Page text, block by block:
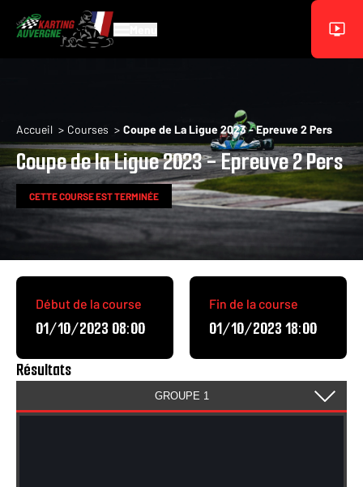
Aller au contenu principal
Fil d'Ariane
Accueil Courses Coupe de La Ligue 2023 - Epreuve 2 Pers
Coupe de la Ligue 2023 - Epreuve 2 Pers
CETTE COURSE EST TERMINÉE
Début de la course
01/10/2023 08:00
Fin de la course
01/10/2023 18:00
Résultats